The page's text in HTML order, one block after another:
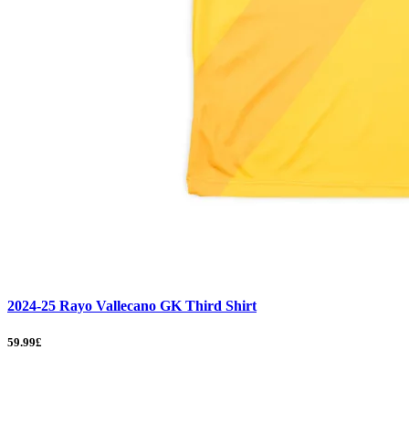
2024-25 Rayo Vallecano GK Third Shirt
59.99£